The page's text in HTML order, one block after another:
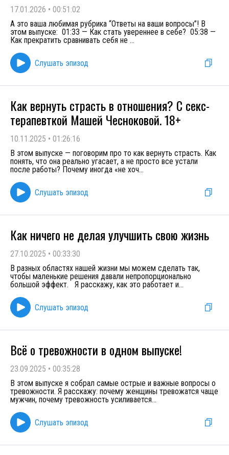
17.01.2026 • 00:51:02
А это ваша любимая рубрика “Ответы на ваши вопросы”! В
этом выпуске: 01:33 — Как стать увереннее в себе? 05:38 —
Как прекратить сравнивать себя не ...
Слушать эпизод
Как вернуть страсть в отношения? С секс-
терапевткой Машей Чесноковой. 18+
10.11.2025 • 01:26:16
В этом выпуске — поговорим про то как вернуть страсть. Как
понять, что она реально угасает, а не просто все устали
после работы? Почему иногда «не хоч...
Слушать эпизод
Как ничего не делая улучшить свою жизнь
27.10.2025 • 00:33:30
В разных областях нашей жизни мы можем сделать так,
чтобы маленькие решения давали непропорционально
большой эффект. Я расскажу, как это работает и...
Слушать эпизод
Всё о тревожности в одном выпуске!
23.09.2025 • 00:35:28
В этом выпуске я собрал самые острые и важные вопросы о
тревожности. Я расскажу: почему женщины тревожатся чаще
мужчин, почему тревожность усиливается...
Слушать эпизод